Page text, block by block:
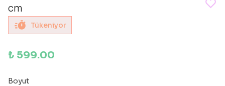
cm
Tükeniyor
₺ 599.00
Boyut